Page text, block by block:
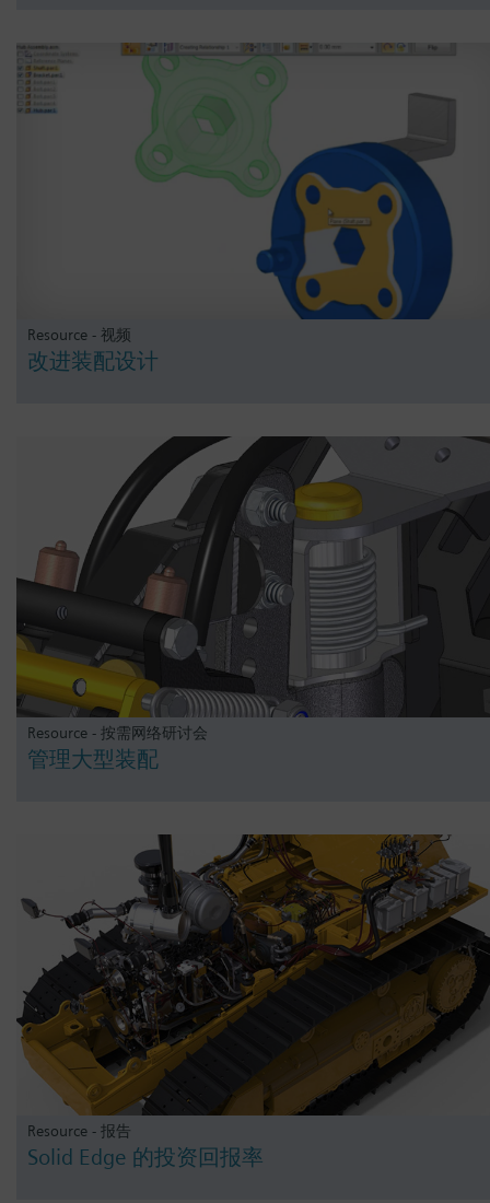
Resource - 视频
改进装配设计
Resource - 按需网络研讨会
管理大型装配
Resource - 报告
Solid Edge 的投资回报率